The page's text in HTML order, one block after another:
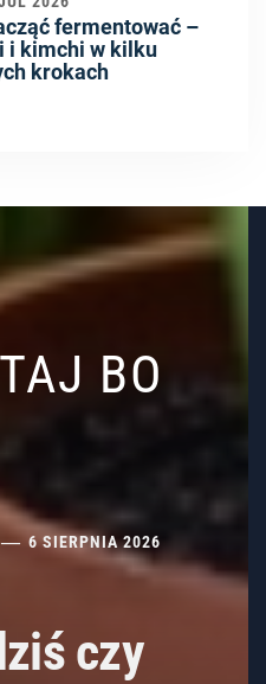
fermentować –
i kimchi w kilku
krokach
BO
6 SIERPNIA 2026
czy